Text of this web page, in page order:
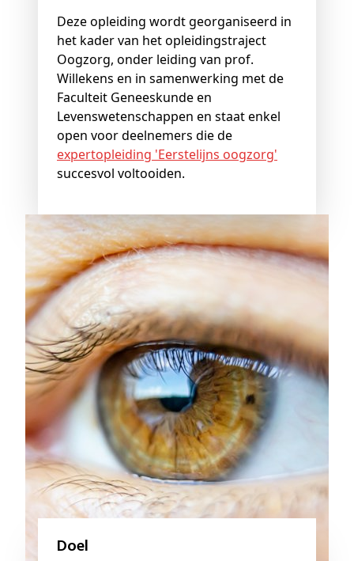
Deze opleiding wordt georganiseerd in
het kader van het opleidingstraject
Oogzorg, onder leiding van prof.
Willekens en in samenwerking met de
Faculteit Geneeskunde en
Levenswetenschappen en staat enkel
open voor deelnemers die de
expertopleiding 'Eerstelijns oogzorg'
succesvol voltooiden.
Doel